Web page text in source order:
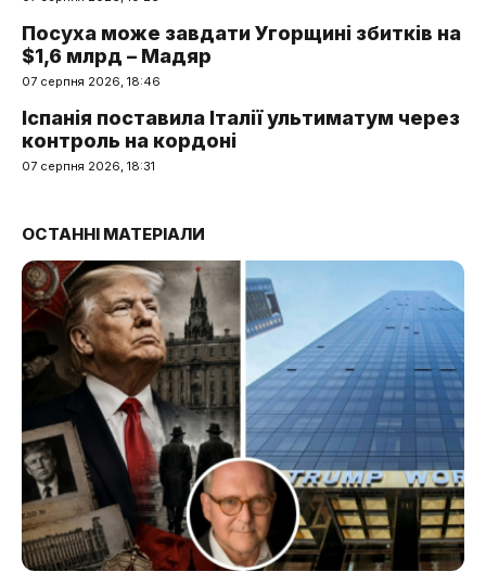
Посуха може завдати Угорщині збитків на
$1,6 млрд – Мадяр
07 серпня 2026, 18:46
Іспанія поставила Італії ультиматум через
контроль на кордоні
07 серпня 2026, 18:31
ОСТАННІ МАТЕРІАЛИ